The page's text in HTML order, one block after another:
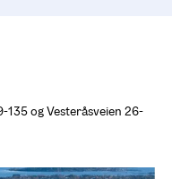
og Vesteråsveien 26-